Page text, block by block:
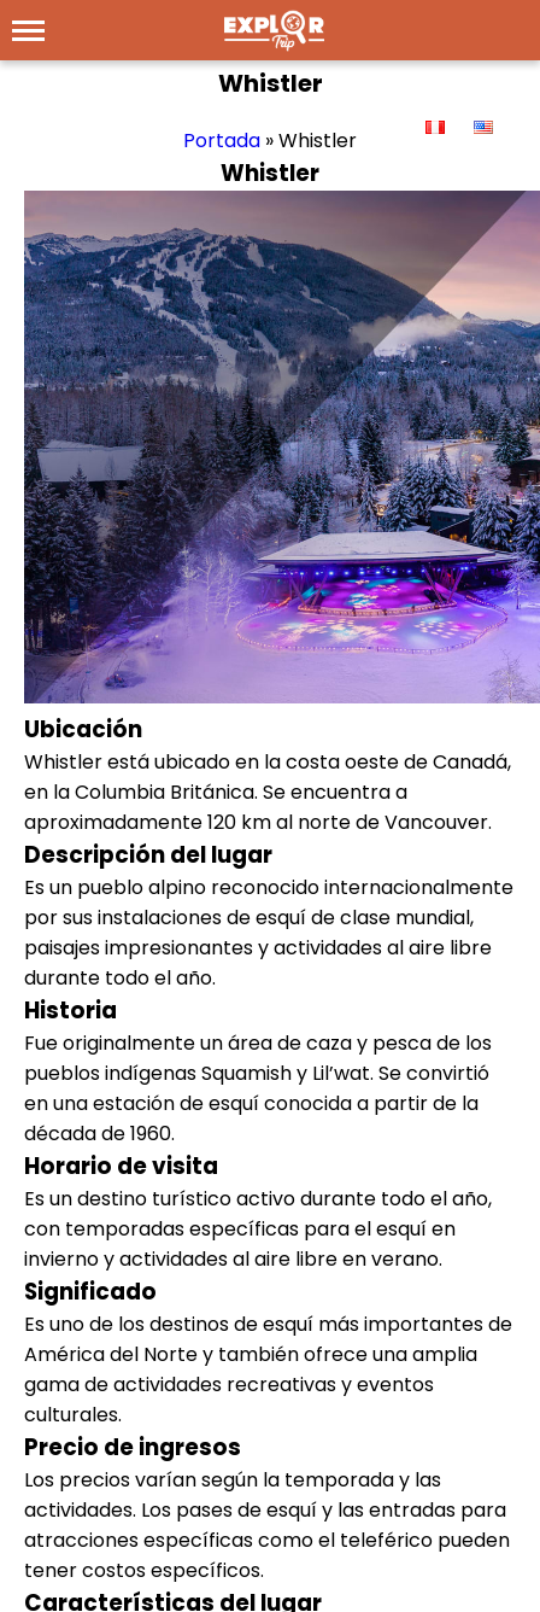
Whistler
Portada »Whistler
Whistler
Ubicación
Whistler está ubicado en la costa oeste de Canadá,
en la Columbia Británica. Se encuentra a
aproximadamente 120 km al norte de Vancouver.
Descripción del lugar
Es un pueblo alpino reconocido internacionalmente
por sus instalaciones de esquí de clase mundial,
paisajes impresionantes y actividades al aire libre
durante todo el año.
Historia
Fue originalmente un área de caza y pesca de los
pueblos indígenas Squamish y Lil’wat. Se convirtió
en una estación de esquí conocida a partir de la
década de 1960.
Horario de visita
Es un destino turístico activo durante todo el año,
con temporadas específicas para el esquí en
invierno y actividades al aire libre en verano.
Significado
Es uno de los destinos de esquí más importantes de
América del Norte y también ofrece una amplia
gama de actividades recreativas y eventos
culturales.
Precio de ingresos
Los precios varían según la temporada y las
actividades. Los pases de esquí y las entradas para
atracciones específicas como el teleférico pueden
tener costos específicos.
Características del lugar